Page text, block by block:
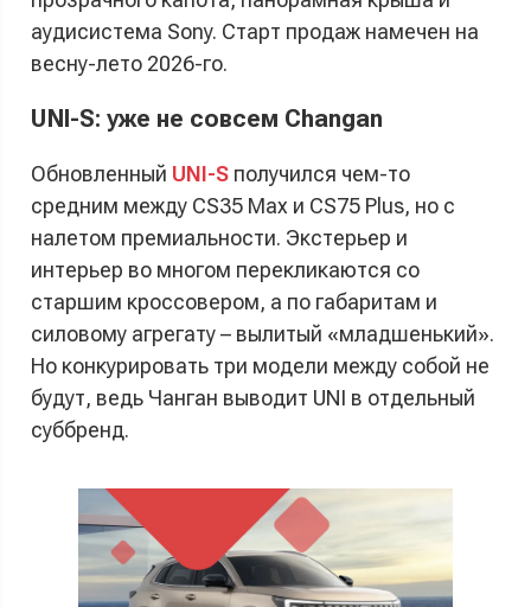
аудисистема Sony. Старт продаж намечен на
весну-лето 2026-го.
UNI-S: уже не совсем Changan
Обновленный UNI-S получился чем-то
средним между CS35 Max и CS75 Plus, но с
налетом премиальности. Экстерьер и
интерьер во многом перекликаются со
старшим кроссовером, а по габаритам и
силовому агрегату – вылитый «младшенький».
Но конкурировать три модели между собой не
будут, ведь Чанган выводит UNI в отдельный
суббренд.